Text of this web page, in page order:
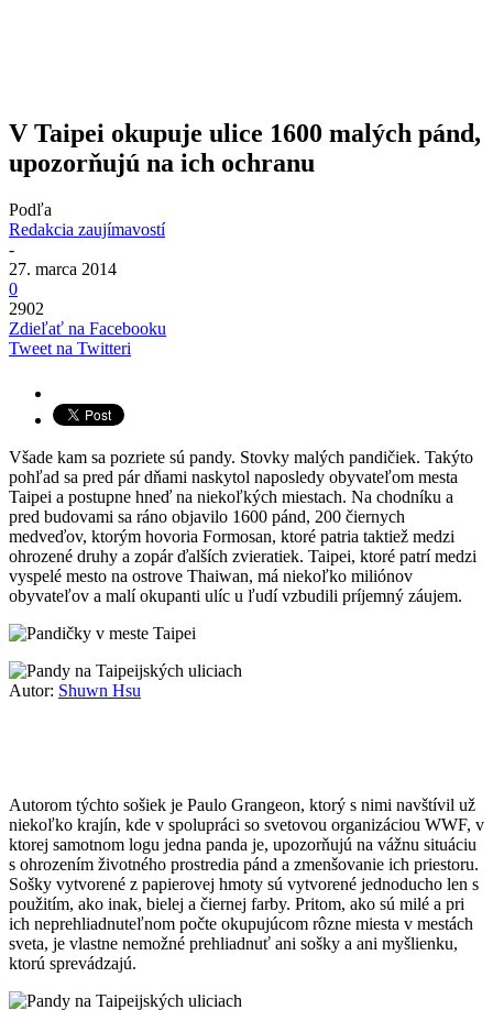
V Taipei okupuje ulice 1600 malých pánd,
upozorňujú na ich ochranu
Podľa
Redakcia zaujímavostí
-
27. marca 2014
0
2902
Zdieľať na Facebooku
Tweet na Twitteri
Všade kam sa pozriete sú pandy. Stovky malých pandičiek. Takýto
pohľad sa pred pár dňami naskytol naposledy obyvateľom mesta
Taipei a postupne hneď na niekoľkých miestach. Na chodníku a
pred budovami sa ráno objavilo 1600 pánd, 200 čiernych
medveďov, ktorým hovoria Formosan, ktoré patria taktiež medzi
ohrozené druhy a zopár ďalších zvieratiek. Taipei, ktoré patrí medzi
vyspelé mesto na ostrove Thaiwan, má niekoľko miliónov
obyvateľov a malí okupanti ulíc u ľudí vzbudili príjemný záujem.
Autor: Shuwn Hsu
Autorom týchto sošiek je Paulo Grangeon, ktorý s nimi navštívil už
niekoľko krajín, kde v spolupráci so svetovou organizáciou WWF, v
ktorej samotnom logu jedna panda je, upozorňujú na vážnu situáciu
s ohrozením životného prostredia pánd a zmenšovanie ich priestoru.
Sošky vytvorené z papierovej hmoty sú vytvorené jednoducho len s
použitím, ako inak, bielej a čiernej farby. Pritom, ako sú milé a pri
ich neprehliadnuteľnom počte okupujúcom rôzne miesta v mestách
sveta, je vlastne nemožné prehliadnuť ani sošky a ani myšlienku,
ktorú sprevádzajú.